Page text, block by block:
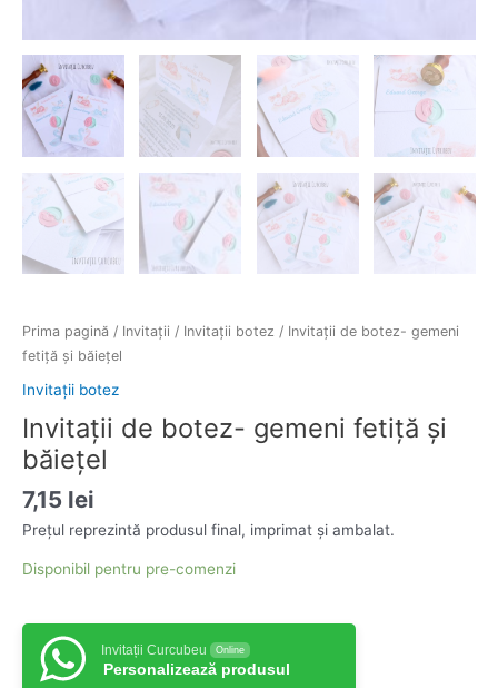
Prima pagină / Invitații / Invitații botez / Invitații de botez- gemeni
fetiță și băiețel
Invitații botez
Invitații de botez- gemeni fetiță și
băiețel
7,15 lei
Prețul reprezintă produsul final, imprimat și ambalat.
Disponibil pentru pre-comenzi
Invitații Curcubeu Online
Personalizează produsul